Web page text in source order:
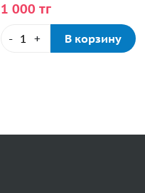
1 000 тг
- + В корзину